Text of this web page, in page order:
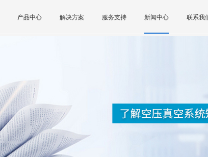
产品中心 解决方案 服务支持 新闻中心 联系我